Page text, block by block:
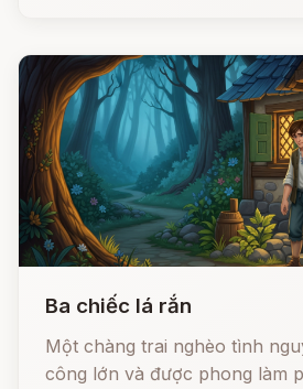
Hoa Tuyết ra đời - tượng
trong trắng, bền bỉ và hy sinh.
Ba chiếc lá rắn
Một chàng trai nghèo tình
công lớn và được phong làm